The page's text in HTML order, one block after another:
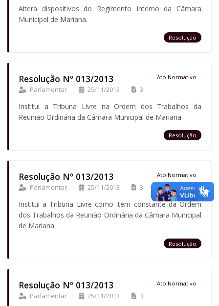
Altera dispositivos do Regimento Interno da Câmara
Municipal de Mariana.
Resolução
Resolução Nº 013/2013 Ato Normativo
Parlamentar 25/11/2013 3
Institui a Tribuna Livre na Ordem dos Trabalhos da
Reunião Ordinária da Câmara Municipal de Mariana
Resolução
Resolução Nº 013/2013 Ato Normativo
Parlamentar 25/11/2013 3
Institui a Tribuna Livre como item constante da Ordem
dos Trabalhos da Reunião Ordinária da Câmara Municipal
de Mariana.
Resolução
Resolução Nº 013/2013 Ato Normativo
Parlamentar 25/11/2013 3